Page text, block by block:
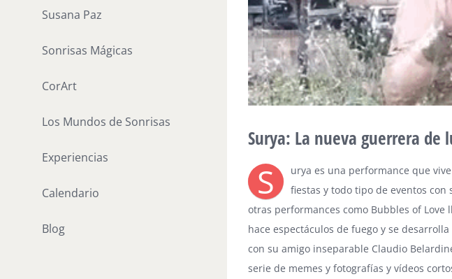
Susana Paz
Sonrisas Mágicas
CorArt
Los Mundos de Sonrisas
Experiencias
Calendario
Blog
Surya: La nueva guerrera de
S
urya es una performance que
fiestas y todo tipo de eventos
otras performances como Bubbles of
hace espectáculos de fuego y se
con su amigo inseparable Claudio
serie de memes y fotografías y vídeos